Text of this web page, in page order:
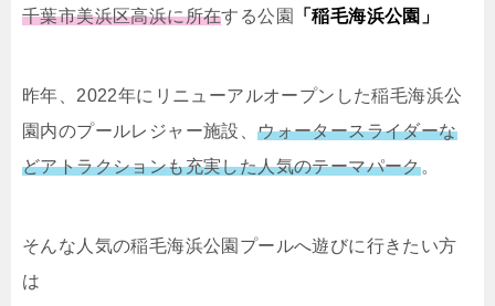
千葉市美浜区高浜に所在する公園 「稲毛海浜公園」
昨年、2022年にリニューアルオープンした稲毛海浜公
園内のプールレジャー施設、ウォータースライダーな
どアトラクションも充実した人気のテーマパーク。
そんな人気の稲毛海浜公園プールへ遊びに行きたい方
は